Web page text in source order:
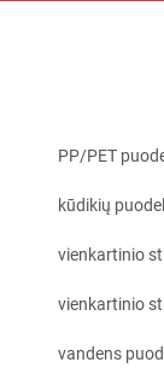
PP/PET
kūdikių
vienkartinio
vienkartinio
vandens